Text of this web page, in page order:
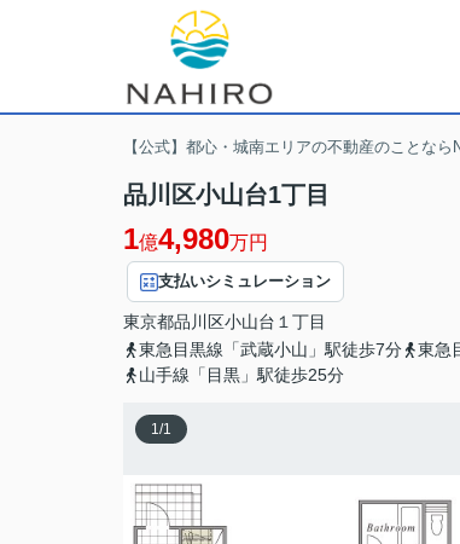
【公式】都心・城南エリアの不動産のことなら
品川区小山台1丁目
1億4,980万円
支払いシミュレーション
東京都品川区小山台 １丁目
東急目黒線「武蔵小山」駅徒歩7分
東急
山手線「目黒」駅徒歩25分
1/1